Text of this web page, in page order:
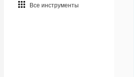
Все инструменты